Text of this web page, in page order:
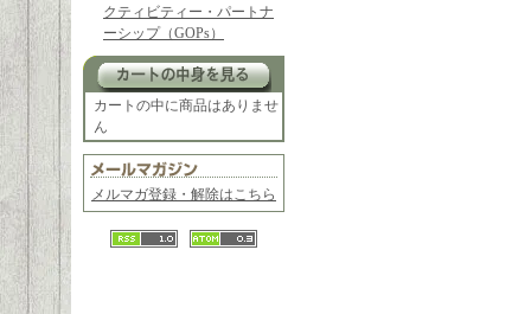
クティビティー・パートナ
ーシップ（GOPs）
カートの中に商品はありませ
ん
メルマガ登録・解除はこちら